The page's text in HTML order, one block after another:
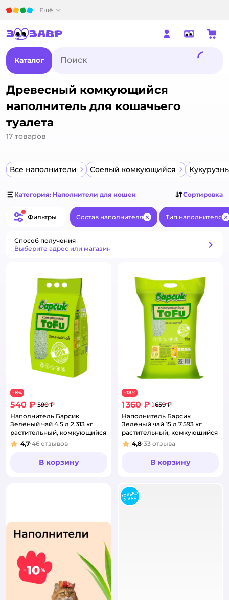
Ещё
Каталог
Древесный комкующийся
наполнитель для кошачьего
туалета
17 товаров
Все наполнители Соевый комкующийся
Категория: Наполнители для кошек Сортировка
Фильтры Состав наполнителя ЗакрытьТип наполнителя
Способ получения
Выберите адрес или магазин
−8%
540 ₽ 590 ₽
Наполнитель Барсик
Зелёный чай 4.5 л 2.313 кг
растительный, комкующийся
Рейтинг:
4,7 46 отзывов
В корзину
−18%
1 360 ₽ 1 659 ₽
Наполнитель Барсик
Зелёный чай 15 л 7.593 кг
растительный, комкующийся
Рейтинг:
4,8 33 отзыва
В корзину